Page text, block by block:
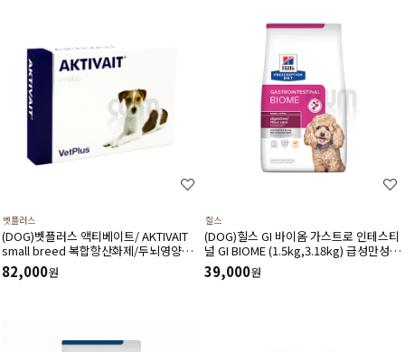
벳플러스
(DOG)벳플러스 액티베이트/ AKTIVAIT
small breed 복합항산화제/두뇌영양공
급,인지력상승(60캡슐)소형견용
82,000원
힐스
(DOG)힐스 GI 바이옴­ 가스트로 인테스티
널 GI BIOME (1.5kg,3.18kg) 급성만성위
장관질환-처방식,처방사료
39,000원